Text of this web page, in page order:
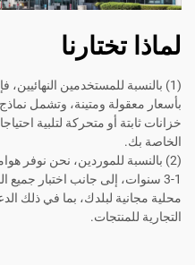
لماذا تختارنا
(1) بالنسبة للمستخدمين
بأسعار معقولة ومتينة، وتشمل
خزانات ثابتة أو متحركة لتلبية
الخاصة بك.
(2) بالنسبة للموردين، نحن نوفر
1-3 سنوات، إلى جانب اختبار جميع
محلية مجانية لبلدك، بما في ذلك
التجارية للمنتجات.